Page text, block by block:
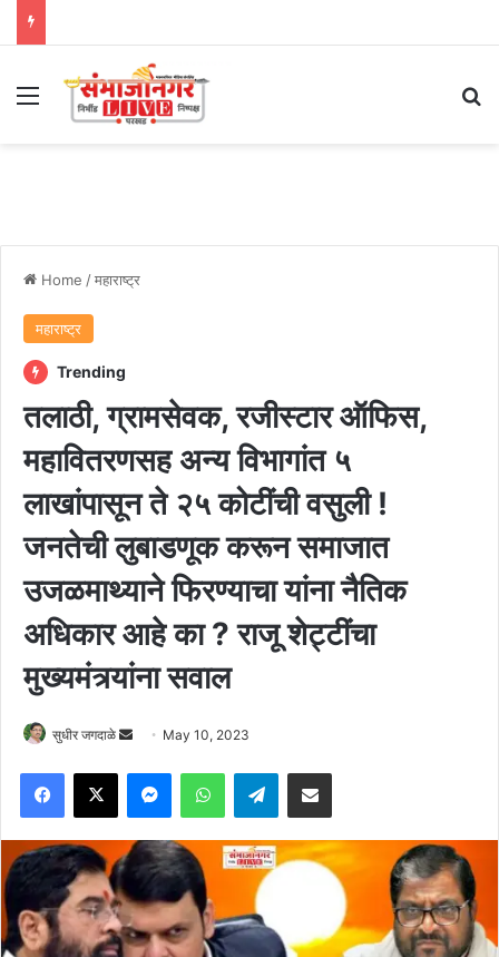
Menu
Home /महाराष्ट्र
महाराष्ट्र
Trending
तलाठी, ग्रामसेवक, रजीस्टार ऑफिस,
महावितरणसह अन्य विभागांत ५
लाखांपासून ते २५ कोटींची वसुली !
जनतेची लुबाडणूक करून समाजात
उजळमाथ्याने फिरण्याचा यांना नैतिक
अधिकार आहे का ? राजू शेट्टींचा
मुख्यमंत्र्यांना सवाल
सुधीर जगदाळे
Send
email
May 10, 2023
Facebook
X MessengerWhatsAppTelegramShare via Email